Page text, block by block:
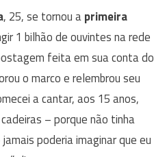
, 25, se tornou aprimeira
1 bilhão de ouvintes na rede
feita em sua conta do
o marco e relembrou seu
a cantar, aos 15 anos,
– porque não tinha
poderia imaginar que eu